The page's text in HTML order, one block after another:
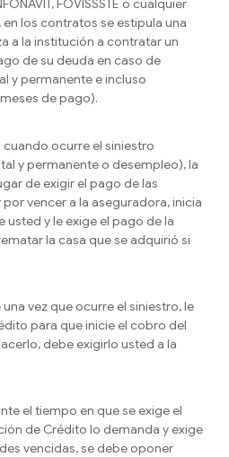
FOVISSSTE o cualquier
los contratos se estipula una
a la institución a contratar un
de su deuda en caso de
y permanente e incluso
de pago).
ocurre el siniestro
y permanente o desempleo), la
de exigir el pago de las
vencer a la aseguradora, inicia
y le exige el pago de la
la casa que se adquirió si
vez que ocurre el siniestro, le
para que inicie el cobro del
debe exigirlo usted a la
el tiempo en que se exige el
de Crédito lo demanda y exige
vencidas, se debe oponer